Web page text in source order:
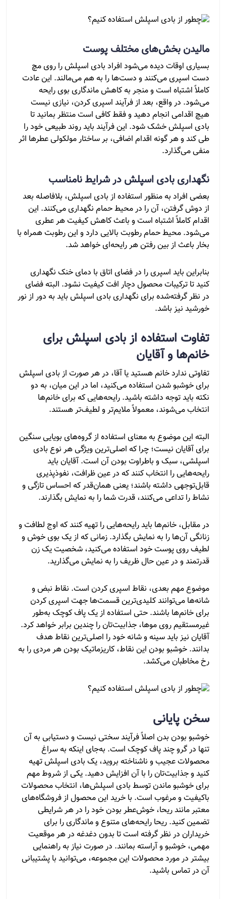
مالیدن بخش‌های مختلف پوست
بسیاری اوقات دیده می‌شود افراد بادی اسپلش را روی مچ
دست اسپری می‌کنند و دست‌ها را به هم می‌مالند. این عادت
کاملاً اشتباه است و منجر به کاهش ماندگاری بوی رایحه
می‌شود. در واقع، بعد از فرآیند اسپری کردن، نیازی نیست
هیچ اقدامی انجام دهید و فقط کافی است منتظر بمانید تا
بادی اسپلش خشک شود. این فرآیند باید روند طبیعی خود را
طی کند و هر گونه اقدام اضافی، بر ساختار مولکولی عطرها اثر
منفی می‌گذارد.
نگهداری بادی اسپلش در شرایط نامناسب
بعضی افراد به منظور استفاده از بادی اسپلش، بلافاصله بعد
از دوش گرفتن، آن را در محیط حمام نگهداری می‌کنند. این
اقدام کاملاً اشتباه است و باعث کاهش کیفیت هر عطری
می‌شود. محیط حمام رطوبت بالایی دارد و این رطوبت همراه با
بخار باعث از بین رفتن هر رایحه‌ای خواهد شد.
بنابراین باید اسپری را در فضای اتاق با دمای خنک نگهداری
کنید تا ترکیبات محصول دچار افت کیفیت نشود. البته فضای
در نظر گرفته‌شده برای نگهداری بادی اسپلش باید به دور از نور
خورشید نیز باشد.
تفاوت استفاده از بادی اسپلش برای
خانم‌ها و آقایان
تفاوتی ندارد خانم هستید یا آقا، در هر صورت از بادی اسپلش
برای خوشبو شدن استفاده می‌کنید، اما در این میان، به دو
نکته باید توجه داشته باشید. رایحه‌هایی که برای خانم‌ها
انتخاب می‌شوند، معمولاً ملایم‌تر و لطیف‌تر هستند.
البته این موضوع به معنای استفاده از گروه‌های بویایی سنگین
برای آقایان نیست؛ چرا که اصلی‌ترین ویژگی هر نوع بادی
اسپلشی، سبک و باطراوت بودن آن است. آقایان باید
رایحه‌هایی را انتخاب کنند که در عین ظرافت، نفوذپذیری
قابل‌توجهی داشته باشند؛ یعنی همان‌قدر که احساس تازگی و
نشاط را تداعی می‌کنند، قدرت شما را به نمایش بگذارند.
در مقابل، خانم‌ها باید رایحه‌هایی را تهیه کنند که اوج لطافت و
زنانگی آن‌ها را به نمایش بگذارد. زمانی که از یک بوی خوش و
لطیف روی پوست خود استفاده می‌کنید، شخصیت یک زن
قدرتمند و در عین حال ظریف را به نمایش می‌گذارید.
موضوع مهم بعدی، نقاط اسپری کردن است. نقاط نبض و
شانه‌ها می‌توانند کلیدی‌ترین قسمت‌ها جهت اسپری کردن
برای خانم‌ها باشند. حتی استفاده از یک پاف کوچک به‌طور
غیرمستقیم روی موها، جذابیت‌تان را چندین برابر خواهد کرد.
آقایان نیز باید سینه و شانه خود را اصلی‌ترین نقاط هدف
بدانند. خوشبو بودن این نقاط، کاریزماتیک بودن هر مردی را به
رخ مخاطبان می‌کشد.
سخن پایانی
خوشبو بودن بدن اصلاً فرآیند سختی نیست و دستیابی به آن
تنها در گرو چند پاف کوچک است. به‌جای اینکه به سراغ
محصولات عجیب و ناشناخته بروید، یک بادی اسپلش تهیه
کنید و جذابیت‌تان را با آن افزایش دهید. یکی از شروط مهم
برای خوشبو ماندن توسط بادی اسپلش‌ها، انتخاب محصولات
باکیفیت و مرغوب است. با خرید این محصول از فروشگاه‌های
معتبر مانند ریحا، خوش‌عطر بودن خود را در هر شرایطی
تضمین کنید. ریحا رایحه‌های متنوع و ماندگاری را برای
خریداران در نظر گرفته است تا بدون دغدغه در هر موقعیت
مهمی، خوشبو و آراسته بمانند. در صورت نیاز به راهنمایی
بیشتر در مورد محصولات این مجموعه، می‌توانید با پشتیبانی
آن در تماس باشید.